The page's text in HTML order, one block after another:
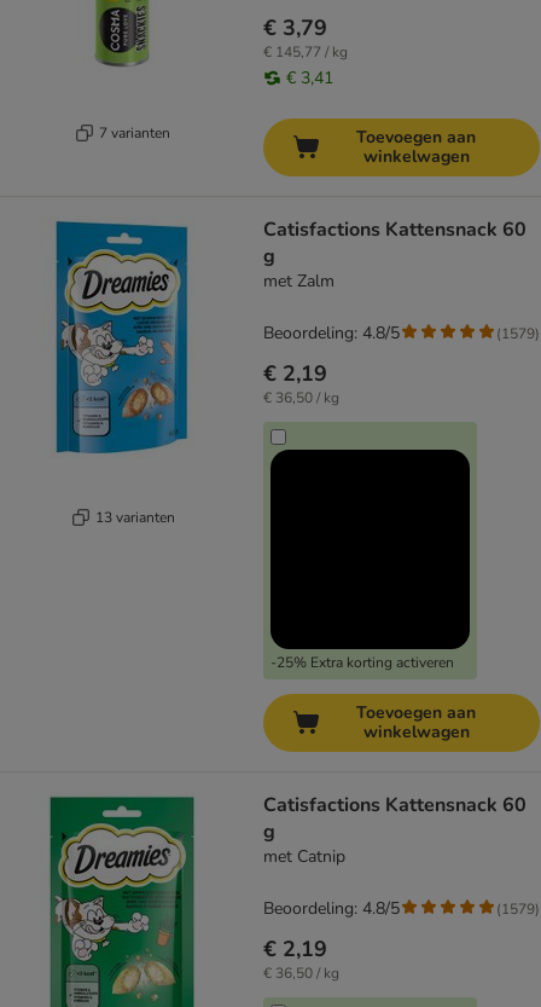
7 varianten
€ 3,79
€ 145,77 / kg
€ 3,41
Toevoegen aan
winkelwagen
13 varianten
Catisfactions Kattensnack 60
g
met Zalm
€ 2,19
€ 36,50 / kg
-25% Extra korting activeren
Beoordeling: 4.8/5 (1579)
Toevoegen aan
winkelwagen
Catisfactions Kattensnack 60
g
met Catnip
€ 2,19
€ 36,50 / kg
Beoordeling: 4.8/5 (1579)